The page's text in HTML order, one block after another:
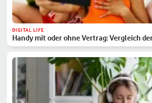
DIGITAL LIFE
Handy mit oder ohne Vertrag: Vergleich